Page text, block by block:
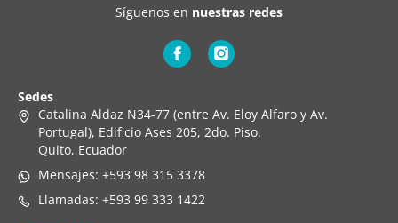
Síguenos en nuestras redes
Sedes
Catalina Aldaz N34-77 (entre Av. Eloy Alfaro y Av.
Portugal), Edificio Ases 205, 2do. Piso.
Quito, Ecuador
Mensajes: +593 98 315 3378
Llamadas: +593 99 333 1422